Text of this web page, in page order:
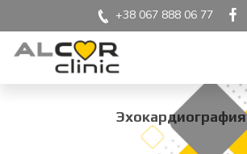
+38 067 888 06 77
Эхокардиография